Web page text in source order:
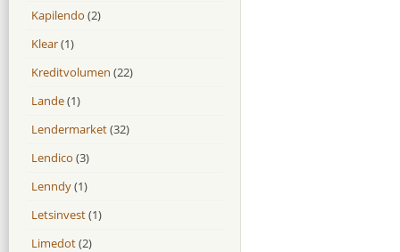
Kapilendo (2)
Klear(1)
Kreditvolumen (22)
Lande(1)
Lendermarket(32)
Lendico (3)
Lenndy(1)
Letsinvest(1)
Limedot(2)